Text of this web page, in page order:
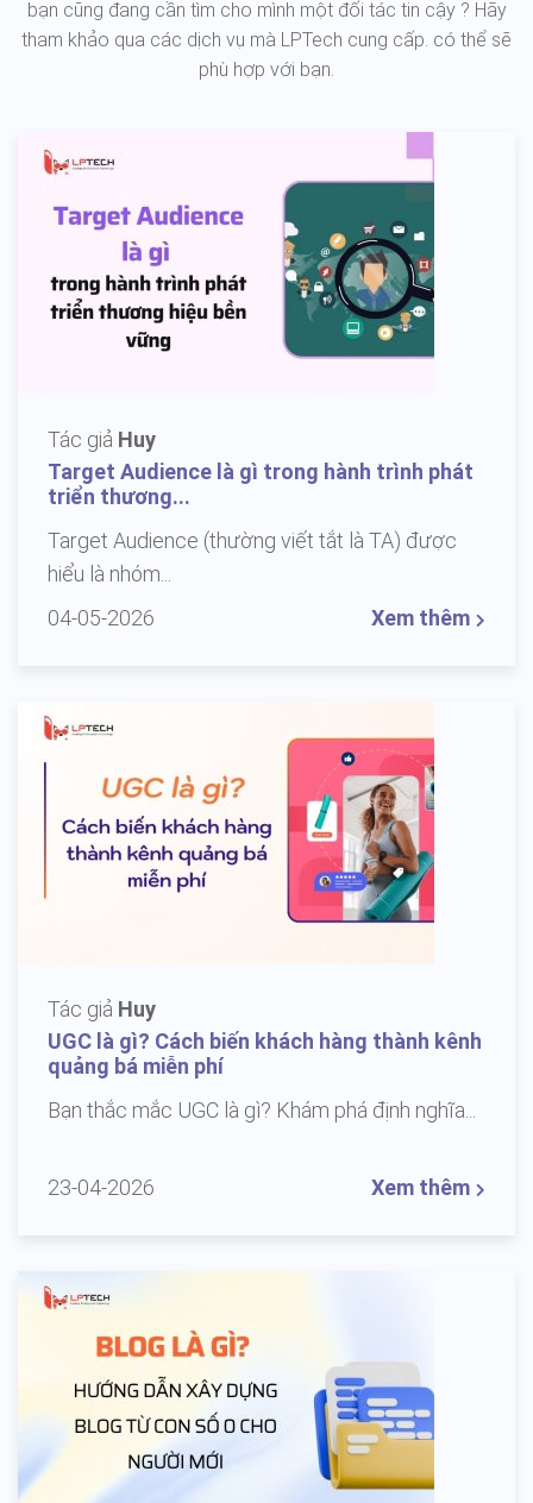
bạn cũng đang cần tìm cho mình một đối tác tin cậy ? Hãy
tham khảo qua các dịch vụ mà LPTech cung cấp. có thể sẽ
phù hợp với bạn.
Tác giả Huy
Target Audience là gì trong hành trình phát
triển thương...
Target Audience (thường viết tắt là TA) được
hiểu là nhóm...
04-05-2026
Xem thêm
Tác giả Huy
UGC là gì? Cách biến khách hàng thành kênh
quảng bá miễn phí
Bạn thắc mắc UGC là gì? Khám phá định nghĩa...
23-04-2026 Xem thêm